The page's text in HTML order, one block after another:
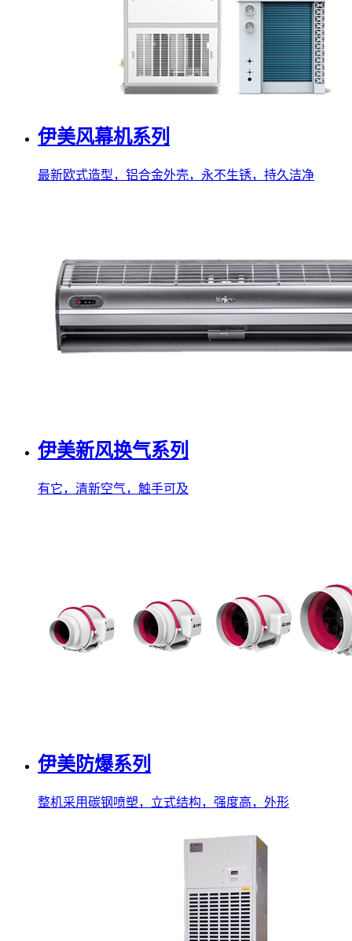
伊美风幕机系列
最新欧式造型，铝合金外壳，永不生锈，持久洁净
伊美新风换气系列
有它，清新空气，触手可及
伊美防爆系列
整机采用碳钢喷塑，立式结构，强度高，外形